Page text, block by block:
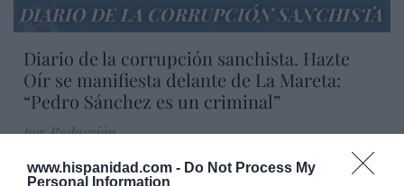
www.hispanidad.com - Do Not Process My
Personal Information
DIARIO DE LA CORRUPCIÓN SANCHISTA
Diario de la corrupción sanchista. Hazte
Oír se manifiesta delante de La Mareta:
“Pedro Sánchez es un criminal”
por Redacción
Artículos anteriores